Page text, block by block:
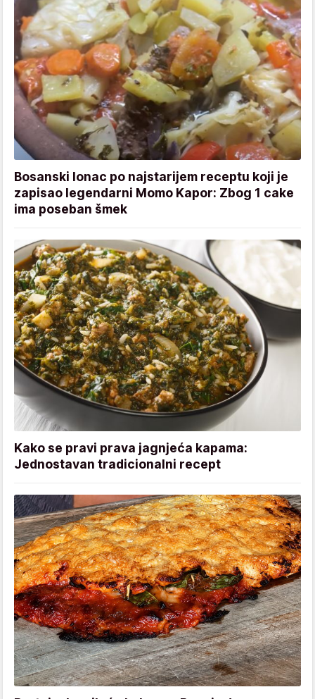
Bosanski lonac po najstarijem receptu koji je
zapisao legendarni Momo Kapor: Zbog 1 cake
ima poseban šmek
Kako se pravi prava jagnjeća kapama:
Jednostavan tradicionalni recept